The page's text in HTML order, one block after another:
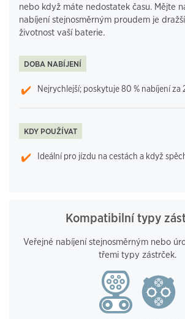
nebo když máte nedostatek času. Mějte
nabíjení stejnosměrným proudem je
životnost vaší baterie.
DOBA NABÍJENÍ
Nejrychlejší; poskytuje 80 % nabíjení za
KDY POUŽÍVAT
Ideální pro jízdu na cestách a když
Kompatibilní typy
Veřejné nabíjení stejnosměrným nebo
třemi typy zástrček.